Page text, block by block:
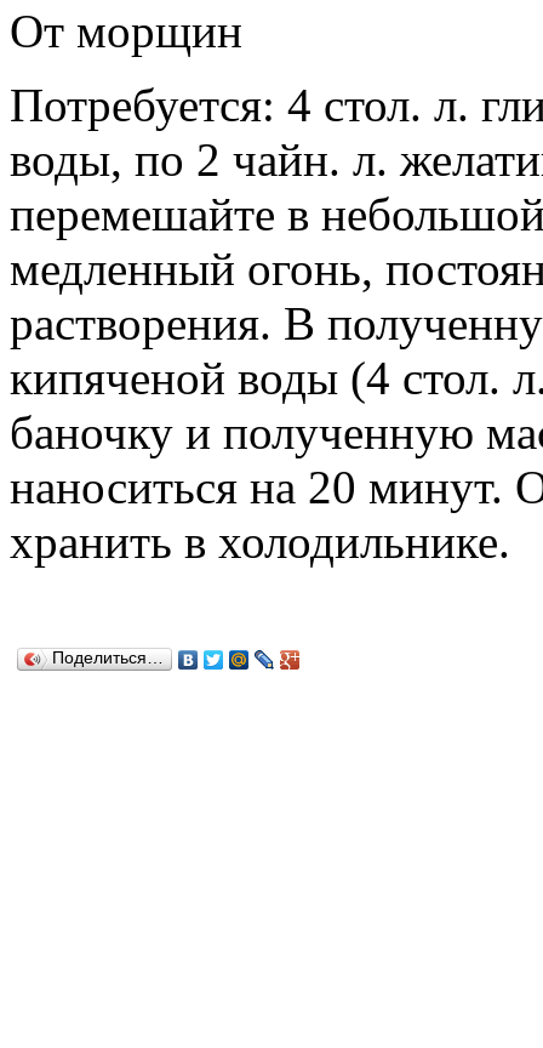
От морщин
Потребуется: 4 стол. л.
воды, по 2 чайн. л.
перемешайте в
медленный огонь,
растворения. В
кипяченой воды (4 стол.
баночку и полученную
наноситься на 20
хранить в холодильнике.
Поделиться…